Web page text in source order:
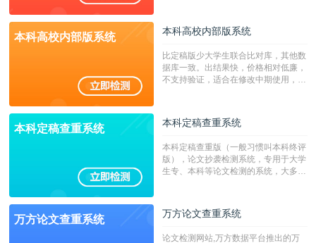
本科高校内部版系统 本科高校内部版系统
比定稿版少大学生联合比对库，其他数
据库一致。出结果快，价格相对低廉，
不支持验证，适合在修改中期使用，定
本科定稿查重系统 本科定稿查重系统
本科定稿查重版（一般习惯叫本科终评
版），论文抄袭检测系统，专用于大学
生专、本科等论文检测的系统，大多数
万方论文查重系统 万方论文查重系统
论文检测网站,万方数据平台推出的万